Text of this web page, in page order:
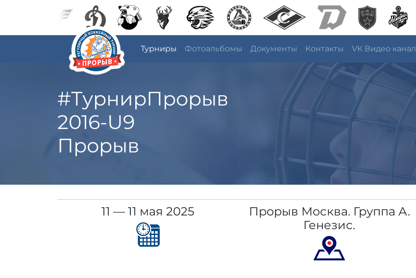
Турниры Фотоальбомы Документы Контакты VK Видео канал
#ТурнирПрорыв
2016-U9
Прорыв
11 — 11 мая 2025
Прорыв Москва. Группа А.
Генезис.